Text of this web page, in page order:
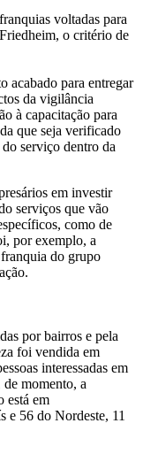
voltadas para
o critério de
acabado para entregar
da vigilância
à capacitação para
que seja verificado
serviço dentro da
em investir
serviços que vão
como de
por exemplo, a
do grupo
por bairros e pela
foi vendida em
interessadas em
momento, a
está em
e 56 do Nordeste, 11